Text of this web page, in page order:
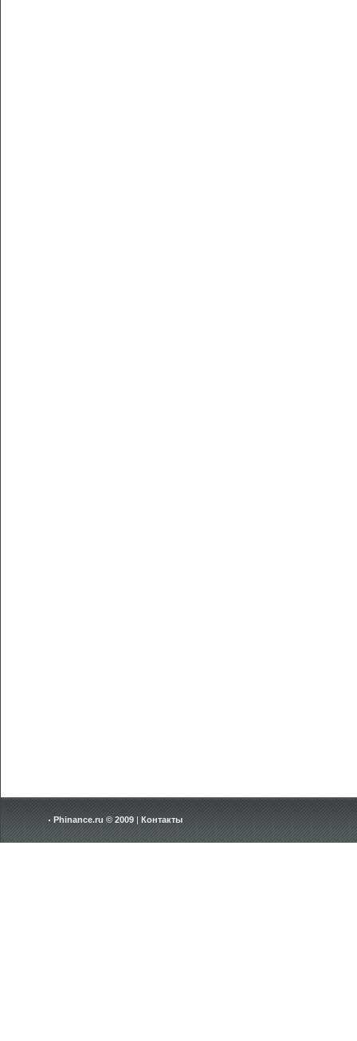
Phinance.ru © 2009 | Контакты